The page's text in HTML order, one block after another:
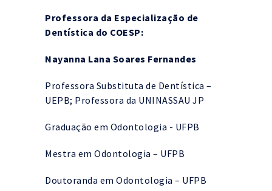
Professora da Especialização de
Dentística do COESP:
Nayanna Lana Soares Fernandes
Professora Substituta de Dentística –
UEPB; Professora da UNINASSAU JP
Graduação em Odontologia - UFPB
Mestra em Odontologia – UFPB
Doutoranda em Odontologia – UFPB